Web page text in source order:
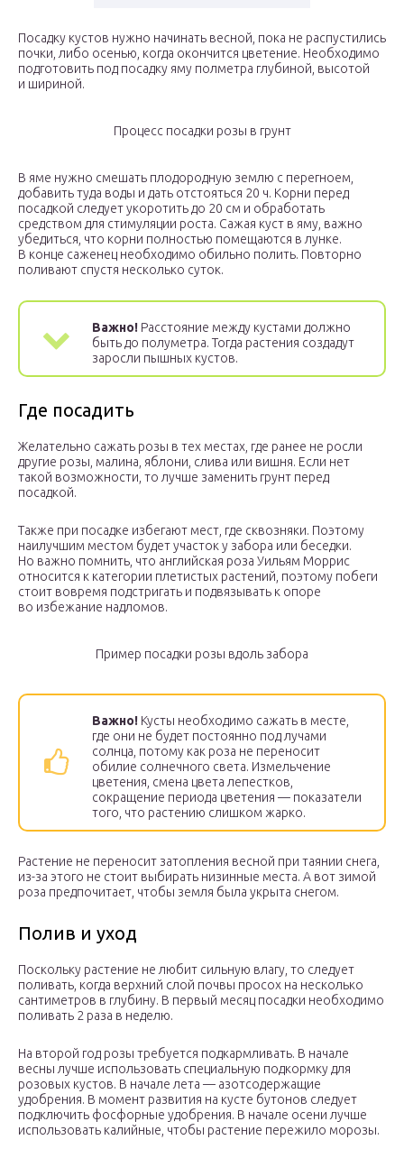
Посадку кустов нужно начинать весной, пока не распустились
почки, либо осенью, когда окончится цветение. Необходимо
подготовить под посадку яму полметра глубиной, высотой
и шириной.
Процесс посадки розы в грунт
В яме нужно смешать плодородную землю с перегноем,
добавить туда воды и дать отстояться 20 ч. Корни перед
посадкой следует укоротить до 20 см и обработать
средством для стимуляции роста. Сажая куст в яму, важно
убедиться, что корни полностью помещаются в лунке.
В конце саженец необходимо обильно полить. Повторно
поливают спустя несколько суток.
Важно! Расстояние между кустами должно
быть до полуметра. Тогда растения создадут
заросли пышных кустов.
Где посадить
Желательно сажать розы в тех местах, где ранее не росли
другие розы, малина, яблони, слива или вишня. Если нет
такой возможности, то лучше заменить грунт перед
посадкой.
Также при посадке избегают мест, где сквозняки. Поэтому
наилучшим местом будет участок у забора или беседки.
Но важно помнить, что английская роза Уильям Моррис
относится к категории плетистых растений, поэтому побеги
стоит вовремя подстригать и подвязывать к опоре
во избежание надломов.
Пример посадки розы вдоль забора
Важно! Кусты необходимо сажать в месте,
где они не будет постоянно под лучами
солнца, потому как роза не переносит
обилие солнечного света. Измельчение
цветения, смена цвета лепестков,
сокращение периода цветения — показатели
того, что растению слишком жарко.
Растение не переносит затопления весной при таянии снега,
из-за этого не стоит выбирать низинные места. А вот зимой
роза предпочитает, чтобы земля была укрыта снегом.
Полив и уход
Поскольку растение не любит сильную влагу, то следует
поливать, когда верхний слой почвы просох на несколько
сантиметров в глубину. В первый месяц посадки необходимо
поливать 2 раза в неделю.
На второй год розы требуется подкармливать. В начале
весны лучше использовать специальную подкормку для
розовых кустов. В начале лета — азотсодержащие
удобрения. В момент развития на кусте бутонов следует
подключить фосфорные удобрения. В начале осени лучше
использовать калийные, чтобы растение пережило морозы.